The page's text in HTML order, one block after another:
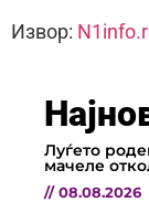
Извор:
Луѓето
мачеле
// 08.08.2026